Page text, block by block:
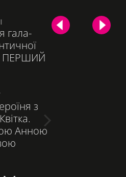
гала-
ПЕРШИЙ
з
Анною